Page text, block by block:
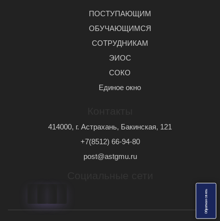
О
б
р
а
т
н
а
я
с
в
я
з
ь
ПОСТУПАЮЩИМ
ОБУЧАЮЩИМСЯ
СОТРУДНИКАМ
ЭИОС
СОКО
Единое окно
414000, г. Астрахань, Бакинская, 121
+7(8512) 66-94-80
post@astgmu.ru